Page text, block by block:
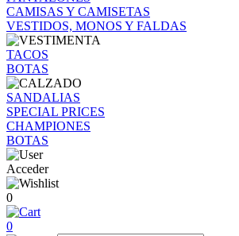
CAMISAS Y CAMISETAS
VESTIDOS, MONOS Y FALDAS
TACOS
BOTAS
SANDALIAS
SPECIAL PRICES
CHAMPIONES
BOTAS
Acceder
0
0